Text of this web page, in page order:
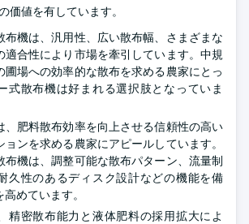
価値を有しています。
布機は、汎用性、広い散布幅、さまざまな
適合性により市場を牽引しています。中規
圃場への効率的な散布を求める農家にとっ
式散布機は好まれる選択肢となっていま
、肥料散布効率を向上させる信頼性の高い
ンを求める農家にアピールしています。
布機は、調整可能な散布パターン、流量制
久性のあるディスク設計などの機能を備
めています。
精密散布能力と液体肥料の採用拡大によ